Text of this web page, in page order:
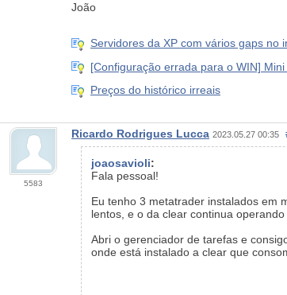
João
Servidores da XP com vários gaps no
[Configuração errada para o WIN]
Preços do histórico irreais
5583
Ricardo Rodrigues Lucca 2023.05.27 00:35
joaosavioli:
Fala pessoal!
Eu tenho 3 metatrader instalados em
lentos, e o da clear continua
Abri o gerenciador de tarefas e
onde está instalado a clear que